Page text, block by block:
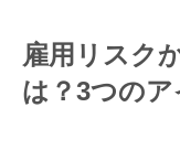
雇用リスク
は？3つのア